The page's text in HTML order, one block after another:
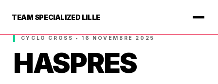
TEAM SPECIALIZED LILLE
CYCLO CROSS • 16 NOVEMBRE 2025
HASPRES